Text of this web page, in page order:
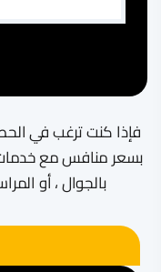
فإذا كنت ترغب في
بسعر منافس مع خدمات
بالجوال ، أو